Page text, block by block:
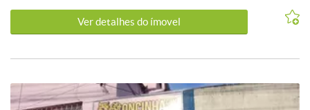
acesso a transporte público e principais vias da região<br /><br />-
Proximidade a supermercados, farmácias, bancos e outros
Ver detalhes do ímovel